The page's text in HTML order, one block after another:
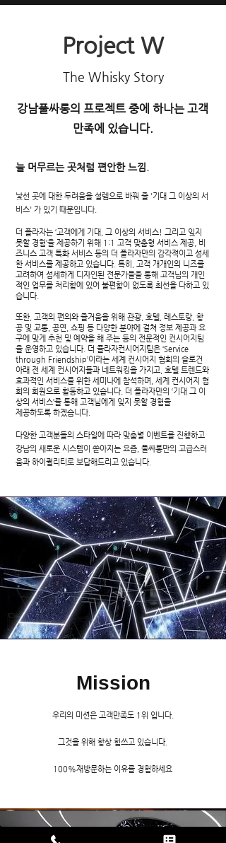
Project W
The Whisky Story
강남풀싸롱의 프로젝트 중에 하나는 고객
만족에 있습니다.
늘 머무르는 곳처럼 편안한 느낌.
낯선 곳에 대한 두려움을 설렘으로 바꿔 줄 '기대 그 이상의 서
비스' 가 있기 때문입니다.
더 플라자는 ‘고객에게 기대, 그 이상의 서비스! 그리고 잊지
못할 경험’을 제공하기 위해 1:1 고객 맞춤형 서비스 제공, 비
즈니스 고객 특화 서비스 등의 더 플라자만의 감각적이고 섬세
한 서비스를 제공하고 있습니다. 특히, 고객 개개인의 니즈를
고려하여 섬세하게 디자인된 전문가들을 통해 고객님의 개인
적인 업무를 처리함에 있어 불편함이 없도록 최선을 다하고 있
습니다.
또한, 고객의 편의와 즐거움을 위해 관광, 호텔, 레스토랑, 항
공 및 교통, 공연, 쇼핑 등 다양한 분야에 걸쳐 정보 제공과 요
구에 맞게 추천 및 예약을 해 주는 등의 전문적인 컨시어지팀
을 운영하고 있습니다. 더 플라자컨시어지팀은 ‘Service
through Friendship’이라는 세계 컨시어지 협회의 슬로건
아래 전 세계 컨시어지들과 네트워킹을 가지고, 호텔 트렌드와
효과적인 서비스를 위한 세미나에 참석하며, 세계 컨시어지 협
회의 회원으로 활동하고 있습니다. 더 플라자만의 ‘기대 그 이
상의 서비스’를 통해 고객님에게 잊지 못할 경험을
제공하도록 하겠습니다.
다양한 고객분들의 스타일에 따라 맞춤별 이벤트를 진행하고
강남의 새로운 시스템이 쏟아지는 요즘, 풀싸롱만의 고급스러
움과 하이퀄리티로 보답해드리고 있습니다.
Mission
우리의 미션은 ​고객만족도 1위 입니다.
그것을 위해 항상 힘쓰고 있습니다.
100%재방문하는 이유를 경험하세요